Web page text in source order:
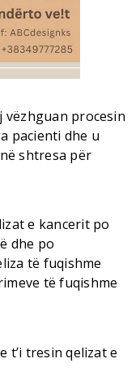
vëzhguan procesin
pacienti dhe u
shtresa për
e kancerit po
dhe po
të fuqishme
të fuqishme
t’i tresin qelizat e